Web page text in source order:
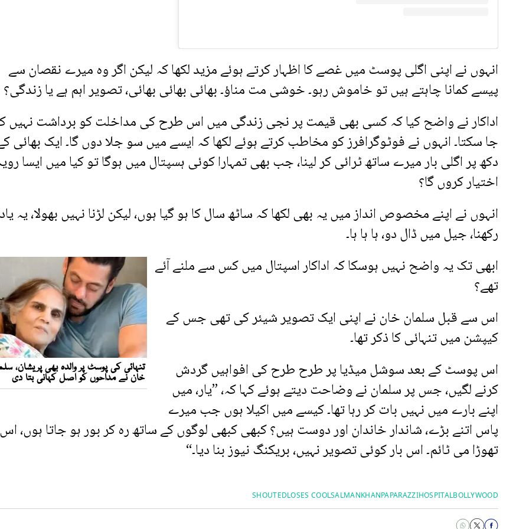
انہوں نے اپنی اگلی پوسٹ میں غصے کا اظہار کرتے ہوئے مزید لکھا کہ لیکن اگر وہ میرے نقصان سے
پیسے کمانا چاہتے ہیں تو خاموش رہو۔ خوشی مت مناؤ۔ بھائی بھائی بھائی، تصویر اہم ہے یا زندگی؟
اداکار نے واضح کیا کہ کسی بھی قیمت پر نجی زندگی میں اس طرح کی مداخلت کو برداشت نہیں
جا سکتا۔ انہوں نے فوٹوگرافرز کو مخاطب کرتے ہوئے لکھا کہ ایسے میں سو جلا دوں گا۔ ایک بھائی
دکھ پر اگلی بار میرے ساتھ ٹرائی کر لینا، جب بھی تمہارا کوئی ہسپتال میں ہوگا تو کیا میں ایسا
اختیار کروں گا؟
انہوں نے اپنے مخصوص انداز میں یہ بھی لکھا کہ ساٹھ سال کا ہو گیا ہوں، لیکن لڑنا نہیں بھولا، یہ یاد
رکھنا، جیل میں ڈال دو، ہا ہا ہا۔
ابھی تک یہ واضح نہیں ہوسکا کہ اداکار اسپتال میں کس سے ملنے آئے
تھے؟
اس سے قبل سلمان خان نے اپنی ایک تصویر شیئر کی تھی جس کے
کیپشن میں تنہائی کا ذکر تھا۔
اس پوسٹ کے بعد سوشل میڈیا پر طرح طرح کی افواہیں گردش
کرنے لگیں، جس پر سلمان نے وضاحت دیتے ہوئے کہا کہ، ”یار، میں
اپنے بارے میں نہیں بات کر رہا تھا۔ کیسے میں اکیلا ہوں جب میرے
پاس اتنے بڑے، شاندار خاندان اور دوست ہیں؟ کبھی کبھی لوگوں کے ساتھ رہ کر بور ہو جاتا ہوں،
تھوڑا می ٹائم۔ اس بار کوئی تصویر نہیں، بریکنگ نیوز بنا دیا۔“
BOLLYWOOD
HOSPITAL
PAPARAZZI
SALMANKHAN
LOSES COOL
SHOUTED